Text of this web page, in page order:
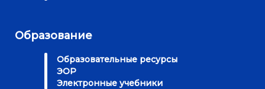
Образование
Образовательные ресурсы
ЭОР
Электронные учебники